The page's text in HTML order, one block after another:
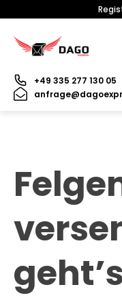
+49 335 277 130 05